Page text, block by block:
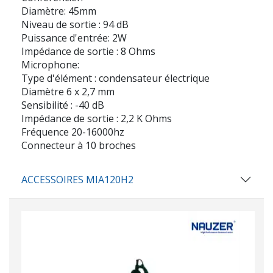
Diamètre: 45mm
Niveau de sortie : 94 dB
Puissance d'entrée: 2W
Impédance de sortie : 8 Ohms
Microphone:
Type d'élément : condensateur électrique
Diamètre 6 x 2,7 mm
Sensibilité : -40 dB
Impédance de sortie : 2,2 K Ohms
Fréquence 20-16000hz
Connecteur à 10 broches
ACCESSOIRES MIA120H2